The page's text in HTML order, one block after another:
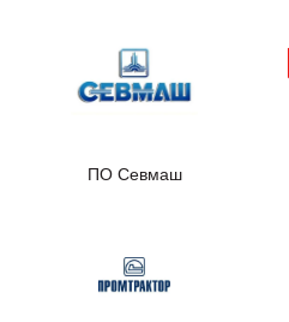
ПО Севмаш